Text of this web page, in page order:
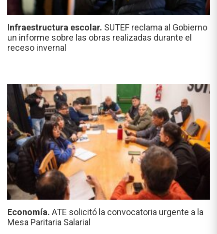
Infraestructura escolar. SUTEF reclama al Gobierno
un informe sobre las obras realizadas durante el
receso invernal
Economía. ATE solicitó la convocatoria urgente a la
Mesa Paritaria Salarial